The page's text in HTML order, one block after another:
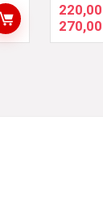
220,00
270,00